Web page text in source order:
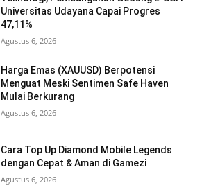
Universitas Udayana Capai Progres
47,11%
Agustus 6, 2026
Harga Emas (XAUUSD) Berpotensi
Menguat Meski Sentimen Safe Haven
Mulai Berkurang
Agustus 6, 2026
Cara Top Up Diamond Mobile Legends
dengan Cepat & Aman di Gamezi
Agustus 6, 2026